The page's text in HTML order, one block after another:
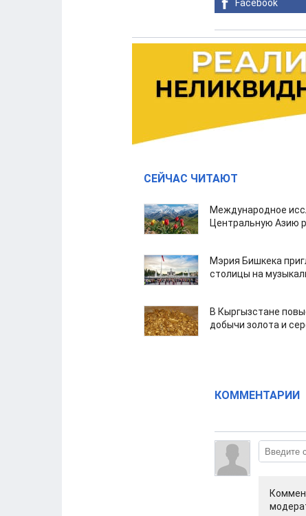
Facebook
СЕЙЧАС ЧИТАЮТ
Международное
Центральную Азию
Мэрия Бишкека
столицы на
В Кыргызстане
добычи золота и
КОММЕНТАРИИ